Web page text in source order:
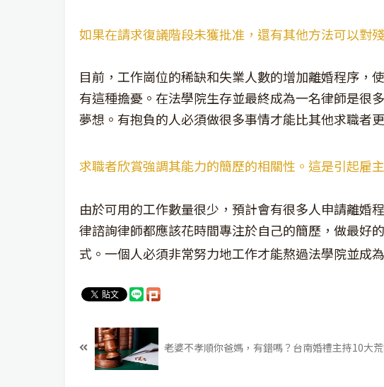
如果在請求復議階段未獲批准，還有其他方法可以對
目前，工作崗位的稀缺和失業人數的增加離婚程序，
有這種擔憂。在法學院生存並最終成為一名律師是很
夢想。有抱負的人必須做很多事情才能比其他求職者
求職者欣賞強調其能力的簡歷的相關性。這是引起雇
由於可用的工作數量很少，預計會有很多人申請離婚
律諮詢律師都應該花時間專注於自己的簡歷，做最好的
式。一個人必須非常努力地工作才能熬過法學院並成
老婆不孝順你爸媽，有錯嗎？台南婚禮主持10大